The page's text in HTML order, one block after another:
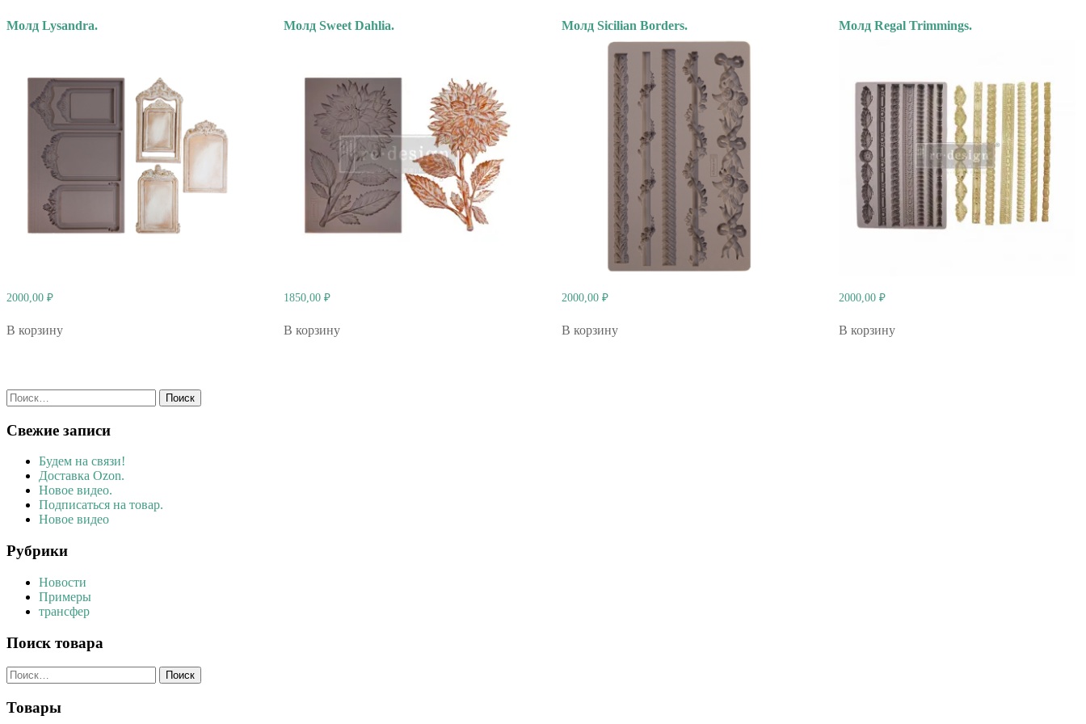
Молд Lysandra.
2000,00 ₽
В корзину
Молд Sweet Dahlia.
1850,00₽
В корзину
Молд Sicilian Borders.
2000,00 ₽
В корзину
Молд Regal Trimmings.
2000,00 ₽
В корзину
Найти:
Свежие записи
Будем на связи!
Доставка Ozon.
Новое видео.
Подписаться на товар.
Новое видео
Рубрики
Новости
Примеры
трансфер
Поиск товара
Найти:
Товары